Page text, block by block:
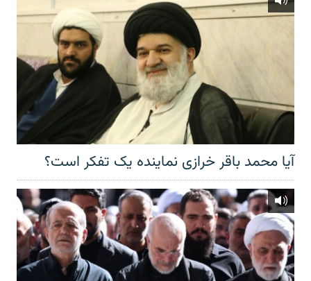
آیا محمد باقر خرازی نماینده یک تفکر است؟